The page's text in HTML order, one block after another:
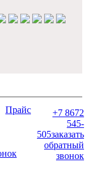
Прайс
+7 8672
545-
505заказать
обратный
звонок